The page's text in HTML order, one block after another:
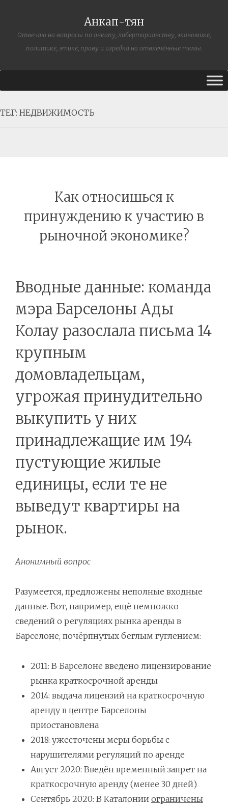
Анкап-тян
Отвечаю на вопросы по анкапу, либертарианству, экономике,
политике, этике, праву и изредка на отвлечённые темы.
ТЕГ: НЕДВИЖИМОСТЬ
Как относишься к
принуждению к участию в
рыночной экономике?
Вводные данные: команда
мэра Барселоны Ады
Колау разослала письма 14
крупным
домовладельцам,
угрожая принудительно
выкупить у них
принадлежащие им 194
пустующие жилые
единицы, если те не
выведут квартиры на
рынок.
Анонимный вопрос
Разумеется, предложены неполные входные
данные. Вот, например, ещё немножко
сведений о регуляциях рынка аренды в
Барселоне, почёрпнутых беглым гуглением:
2011: В Барселоне введено лицензирование
рынка краткосрочной аренды
2014: выдача лицензий на краткосрочную
аренду в центре Барселоны
приостановлена
2018: ужесточены меры борьбы с
нарушителями регуляций по аренде
Август 2020: Введён временный запрет на
краткосрочную аренду (менее 30 дней)
Сентябрь 2020: В Каталонии ограничены